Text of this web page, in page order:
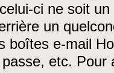
ci ne soit
un
boîtes e-mail
etc. Pour